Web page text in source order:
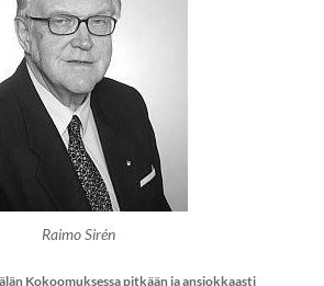
Raimo Sirén
Kokoomuksessa pitkään ja ansiokkaasti